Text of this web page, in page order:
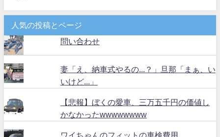
人気の投稿とページ
問い合わせ
妻「え、納車式やるの...？」旦那「まぁ、い
いけど...」
【悲報】ぼくの愛車、三万五千円の価値し
かなかったwwwwwwww
ワイちゃんのフィットの車検費用